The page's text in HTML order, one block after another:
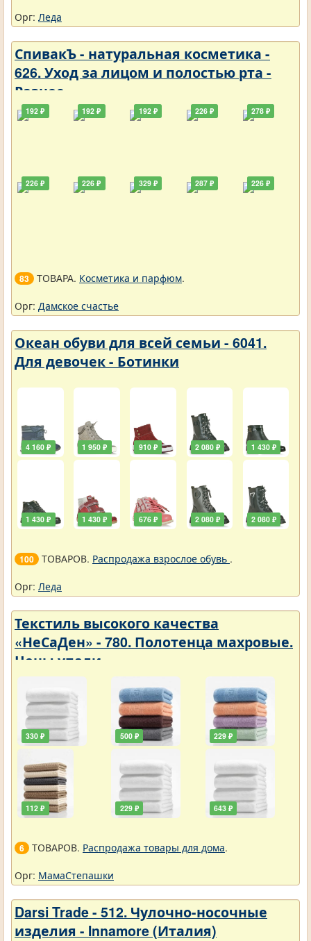
Орг: Леда
СпивакЪ - натуральная косметика -
626. Уход за лицом и полостью рта -
Разное
192 ₽
226 ₽
192 ₽
226 ₽
192 ₽
329 ₽
226 ₽
287 ₽
278 ₽
226 ₽
83 ТОВАРА. Косметика и парфюм.
Орг: Дамское счастье
Океан обуви для всей семьи - 6041.
Для девочек - Ботинки
4 160 ₽
1 430 ₽
1 950 ₽
1 430 ₽
910 ₽
676 ₽
2 080 ₽
2 080 ₽
1 430 ₽
2 080 ₽
100 ТОВАРОВ. Распродажа взрослое обувь .
Орг: Леда
Текстиль высокого качества
«НеСаДен» - 780. Полотенца махровые.
Цены упали
330 ₽
112 ₽
500 ₽
229 ₽
229 ₽
643 ₽
6 ТОВАРОВ. Распродажа товары для дома.
Орг: МамаСтепашки
Darsi Trade - 512. Чулочно-носочные
изделия - Innamore (Италия)